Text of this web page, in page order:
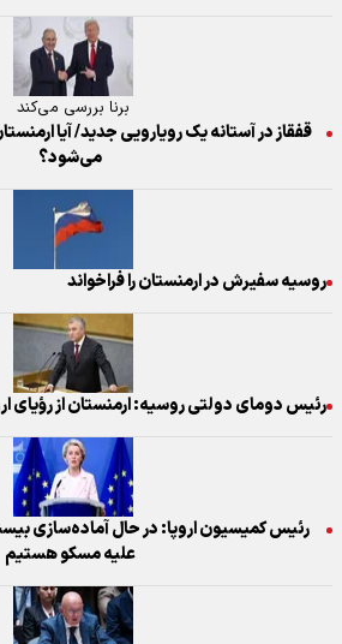
برنا بررسی می‌کند
قفقاز در آستانه یک رویارویی جدید/ آیا
می‌شود؟
روسیه سفیرش در ارمنستان را فراخواند
رئیس دومای دولتی روسیه: ارمنستان از رؤیای
رئیس کمیسیون اروپا: در حال آماده‌سازی
علیه مسکو هستیم